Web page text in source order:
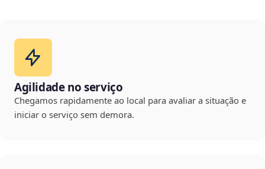
Agilidade no serviço
Chegamos rapidamente ao local para avaliar a situação e
iniciar o serviço sem demora.